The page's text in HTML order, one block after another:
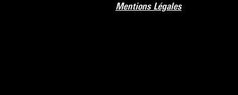
Mentions Légales